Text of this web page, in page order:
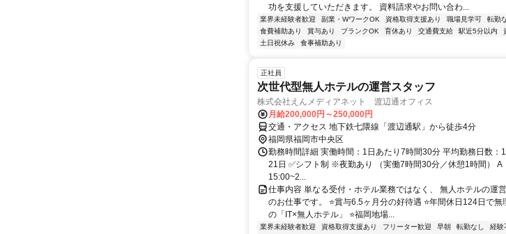
功を支援していただきます。 資料請求やお問い合わ...
業界未経験者歓迎 副業・WワークOK 資格取得支援あり 職場見学可 転勤
食費補助あり
賞与あり ブランクOK 育休あり 交通費支給 駅近5分以内
土日祝休み
食事補助あり
正社員
次世代型無人ホテルの運営スタッフ
株式会社えんメディアネット 渡辺通オフィス
月給200,000円～250,000円
交通・アクセス 地下鉄七隈線「渡辺通駅」から徒歩4分
福岡県福岡市中央区
勤務時間詳細 実働時間：1日あたり7時間30分 平均勤務日数：
21日 ✅シフト制 ※夜勤あり （実働7時間30分／休憩1時間） A
15:00~2...
仕事内容 単なる受付・ホテル業務ではなく、 無人ホテルの運
のお仕事です。 ⭐賞与6.5ヶ月分の好待遇 ⭐年間休日124日で無
の「IT×無人ホテル」 ⭐福岡地場...
業界未経験者歓迎 資格取得支援あり フリーター歓迎 早朝 転勤なし 経験